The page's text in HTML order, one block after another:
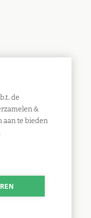
de
&
te bieden